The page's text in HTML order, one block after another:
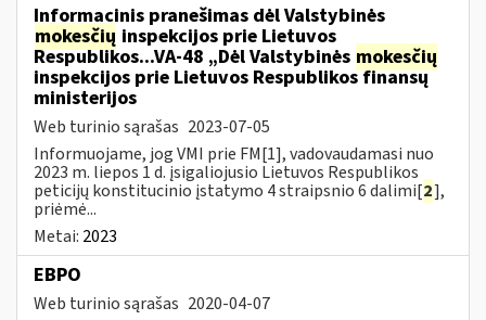
Informacinis pranešimas dėl Valstybinės
mokesčių inspekcijos prie Lietuvos
Respublikos...VA-48 „Dėl Valstybinės mokesčių
inspekcijos prie Lietuvos Respublikos finansų
ministerijos
Web turinio sąrašas 2023-07-05
Informuojame, jog VMI prie FM[1], vadovaudamasi nuo
2023 m. liepos 1 d. įsigaliojusio Lietuvos Respublikos
peticijų konstitucinio įstatymo 4 straipsnio 6 dalimi[2],
priėmė...
Metai: 2023
EBPO
Web turinio sąrašas 2020-04-07